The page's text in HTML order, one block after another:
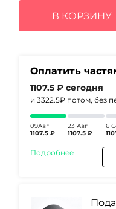
составляла
5730₽.
4430₽.В КОРЗИНУ
Оплатить
1107.5 ₽ сегодня
и 3322.5₽ потом, без
09Авг
1107.5 ₽
23 Авг
1107.5 ₽
6
Подробнее